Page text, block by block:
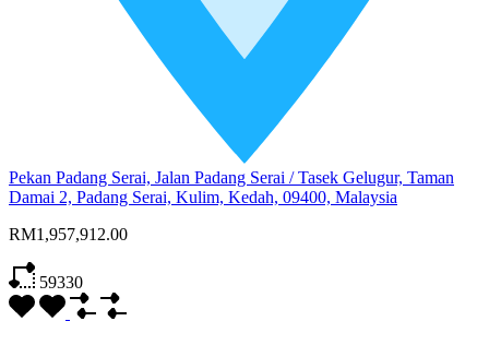
Pekan Padang Serai, Jalan Padang Serai / Tasek Gelugur, Taman
Damai 2, Padang Serai, Kulim, Kedah, 09400, Malaysia
RM1,957,912.00
59330